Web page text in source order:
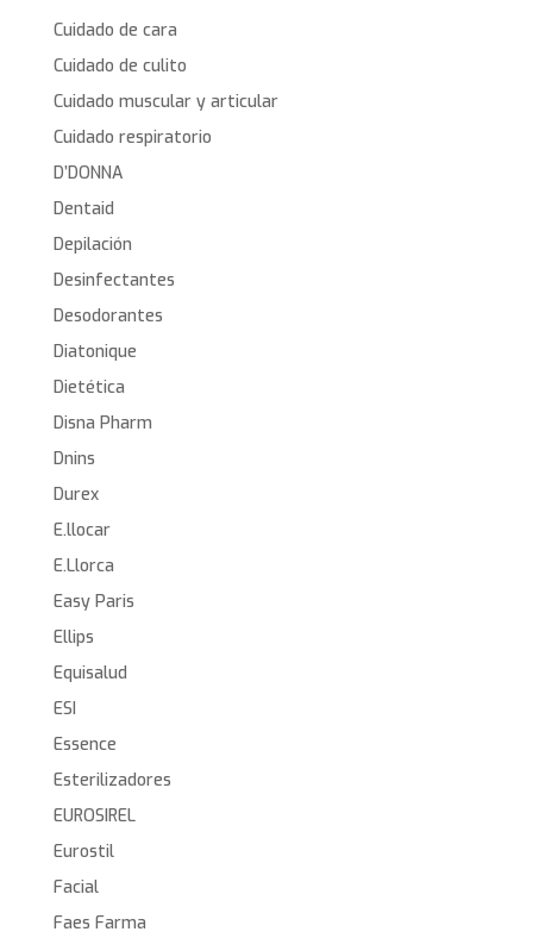
Cuidado de cara
Cuidado de culito
Cuidado muscular y articular
Cuidado respiratorio
D’DONNA
Dentaid
Depilación
Desinfectantes
Desodorantes
Diatonique
Dietética
Disna Pharm
Dnins
Durex
E.llocar
E.Llorca
Easy Paris
Ellips
Equisalud
ESI
Essence
Esterilizadores
EUROSIREL
Eurostil
Facial
Faes Farma